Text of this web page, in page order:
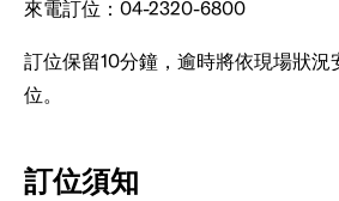
來電訂位：04-2320-6800
訂位保留10分鐘，逾時將依現場狀況
位。
訂位須知